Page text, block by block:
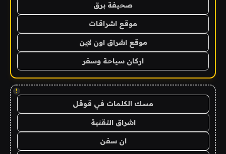
صحيفة برق
موقع اشراقات
موقع اشراق اون لاين
اركان سياحة وسفر
!
مسك الكلمات في قوقل
اشراق التقنية
ان سفن